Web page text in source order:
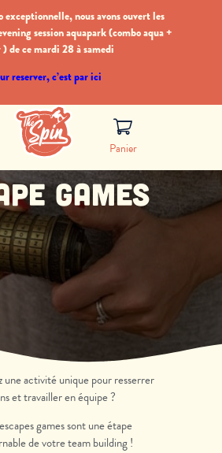
exceptionnelle, nous avons ouvert les
session aquapark (combo aqua +
de ce mardi 28 à samedi
reserver, c’est par ici
Panier
games
une activité unique pour resserrer
et travailler en équipe ?
games sont une étape
de votre team building !